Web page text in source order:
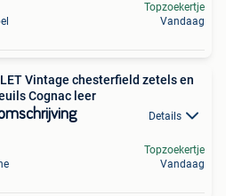
Topzoekertje
Vandaag
Vintage chesterfield zetels en
Cognac leer
Details
Topzoekertje
Vandaag